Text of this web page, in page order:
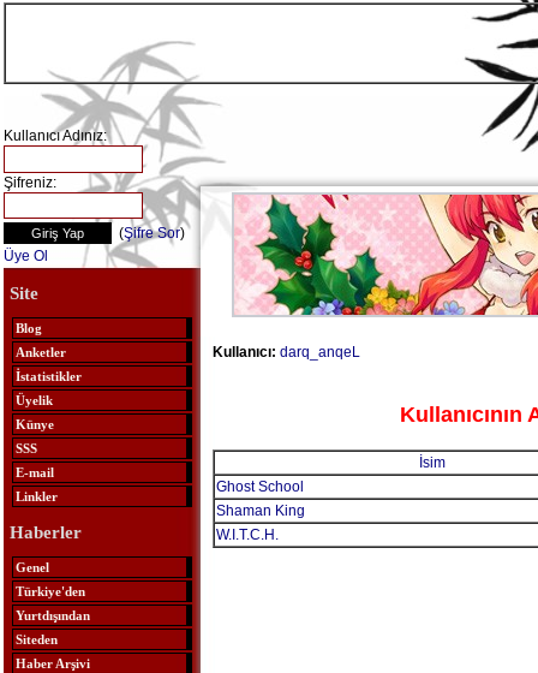
Kullanıcı Adınız:
Şifreniz:
(Şifre Sor)
Üye Ol
Site
Blog
Anketler
İstatistikler
Üyelik
Künye
SSS
E-mail
Linkler
Haberler
Genel
Türkiye'den
Yurtdışından
Siteden
Haber Arşivi
Kullanıcı: darq_anqeL
Kullanıcının
İsim
Ghost School
Shaman King
W.I.T.C.H.